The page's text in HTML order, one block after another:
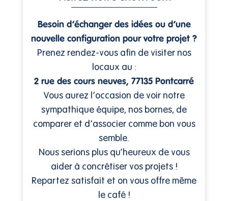
Besoin d’échanger des idées ou d’une
nouvelle configuration pour votre projet ?
Prenez rendez-vous afin de visiter nos
locaux au :
2 rue des cours neuves, 77135 Pontcarré
Vous aurez l’occasion de voir notre
sympathique équipe, nos bornes, de
comparer et d’associer comme bon vous
semble.
Nous serions plus qu’heureux de vous
aider à concrétiser vos projets !
Repartez satisfait et on vous offre même
le café !